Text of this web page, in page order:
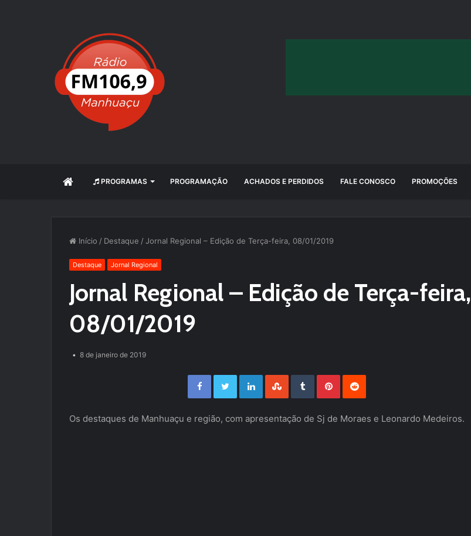
INÍCIO PROGRAMAS PROGRAMAÇÃO ACHADOS E PERDIDOS FALE CONOSCO PROMOÇÕES
Início / Destaque /Jornal Regional – Edição de Terça-feira, 08/01/2019
Destaque Jornal Regional
Jornal Regional – Edição de Terça-feira,
08/01/2019
8 de janeiro de 2019
Facebook Twitter LinkedIn StumbleUpon Tumblr Pinterest
Os destaques de Manhuaçu e região, com apresentação de Sj de Moraes e Leonardo Medeiros.